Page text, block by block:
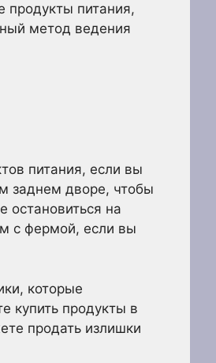
продукты питания,
метод ведения
питания, если вы
заднем дворе, чтобы
на
с фермой, если вы
которые
купить продукты в
продать излишки